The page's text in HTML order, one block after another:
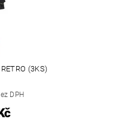
(3KS)
DPH